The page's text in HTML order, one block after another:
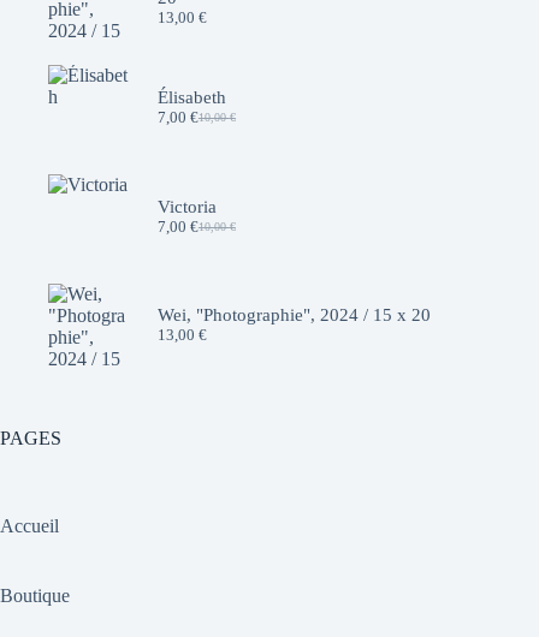
13,00 €
Élisabeth
10,00€
Le
10,00 €.
7,00 €Le
7,00 €.
Victoria
10,00€
Le
10,00 €.
7,00 €Le
7,00 €.
Wei, "Photographie", 2024 / 15 x 20
13,00 €
PAGES
Accueil
Boutique